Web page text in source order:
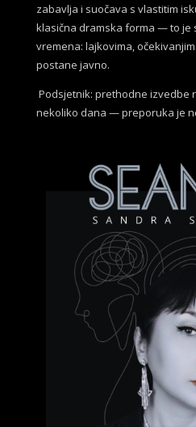
zabavlja i suočava s vlastitim
klasična dramska forma — to je
vremena: lajkovima,
postane javno.
Podsjetnik: prethodne izvedbe
nekoliko dana — preporuka je